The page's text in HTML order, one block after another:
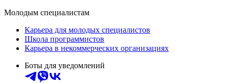
Молодым специалистам
Карьера для молодых специалистов
Школа программистов
Карьера в некоммерческих организациях
Боты для уведомлений